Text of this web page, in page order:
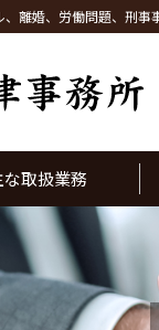
離婚、労働問題、刑
な取扱業務